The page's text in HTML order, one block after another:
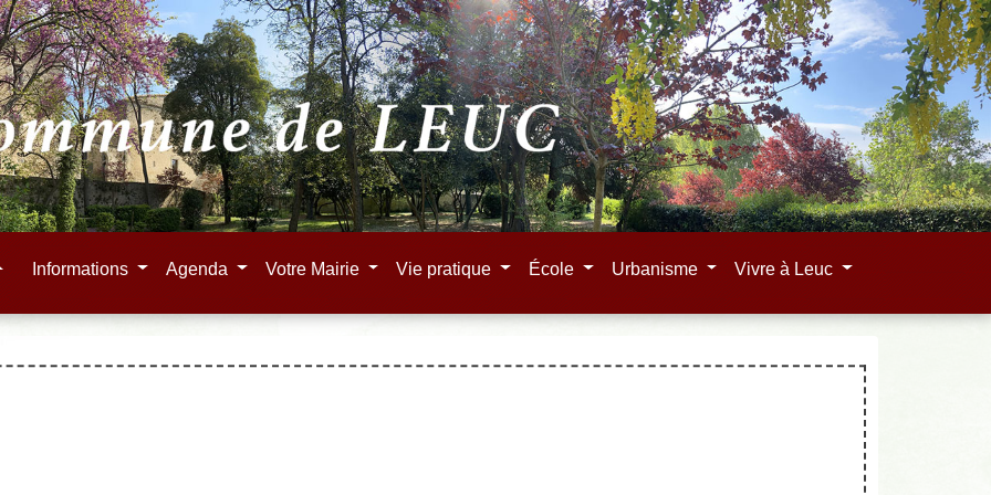
Informations Agenda Votre Mairie Vie pratique École Urbanisme Vivre à Leuc